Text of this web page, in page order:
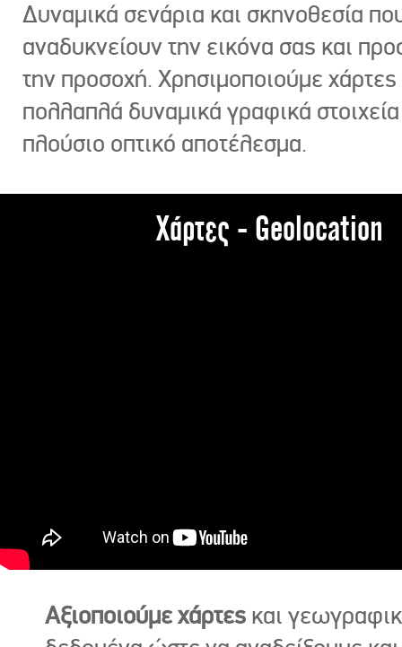
Δυναμικά σενάρια και σκηνοθεσία
αναδυκνείουν την εικόνα σας και
την προσοχή. Χρησιμοποιούμε χάρτες
πολλαπλά δυναμικά γραφικά στοιχεία
πλούσιο οπτικό αποτέλεσμα.
Χάρτες - Geolocation
Αξιοποιούμε χάρτες και